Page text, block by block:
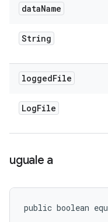
dataName
String
loggedFile
LogFile
uguale a
public boolean